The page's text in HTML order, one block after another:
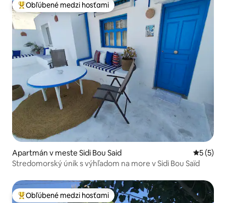
Najobľúbenejšie medzi hosťami
Obľúbené medzi hosťami
Apartmán v meste Sidi Bou Said
5 (5)
Stredomorský únik s výhľadom na more v Sidi Bou Saïd
Najobľúbenejšie medzi hosťami
Obľúbené medzi hosťami